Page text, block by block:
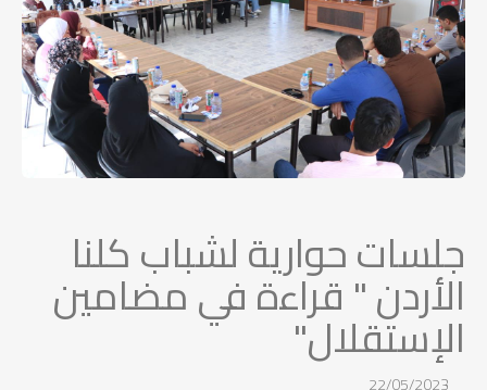
جلسات حوارية لشباب كلنا
الأردن " قراءة في مضامين
الإستقلال"